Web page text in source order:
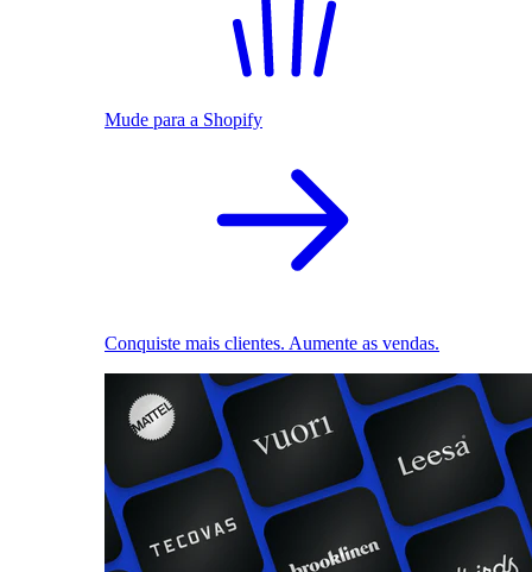
Mude para a Shopify
Conquiste mais clientes. Aumente as vendas.